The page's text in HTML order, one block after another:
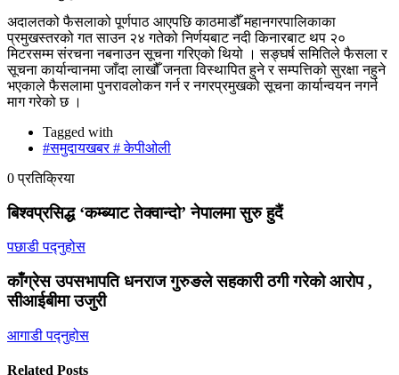
अदालतको फैसलाको पूर्णपाठ आएपछि काठमाडौँ महानगरपालिकाका
प्रमुखस्तरको गत साउन २४ गतेको निर्णयबाट नदी किनारबाट थप २०
मिटरसम्म संरचना नबनाउन सूचना गरिएको थियो । सङ्घर्ष समितिले फैसला र
सूचना कार्यान्वानमा जाँदा लाखौँ जनता विस्थापित हुने र सम्पत्तिको सुरक्षा नहुने
भएकाले फैसलामा पुनरावलोकन गर्न र नगरप्रमुखको सूचना कार्यान्वयन नगर्न
माग गरेको छ ।
Tagged with
#समुदायखबर # केपीओली
0 प्रतिक्रिया
बिश्वप्रसिद्ध ‘कम्ब्याट तेक्वान्दो’ नेपालमा सुरु हुदैं
पछाडी पद्नुहोस
काँग्रेस उपसभापति धनराज गुरुङले सहकारी ठगी गरेको आरोप ,
सीआईबीमा उजुरी
आगाडी पद्नुहोस
Related Posts